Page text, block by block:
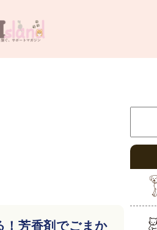
！芳香剤でごまか
検索